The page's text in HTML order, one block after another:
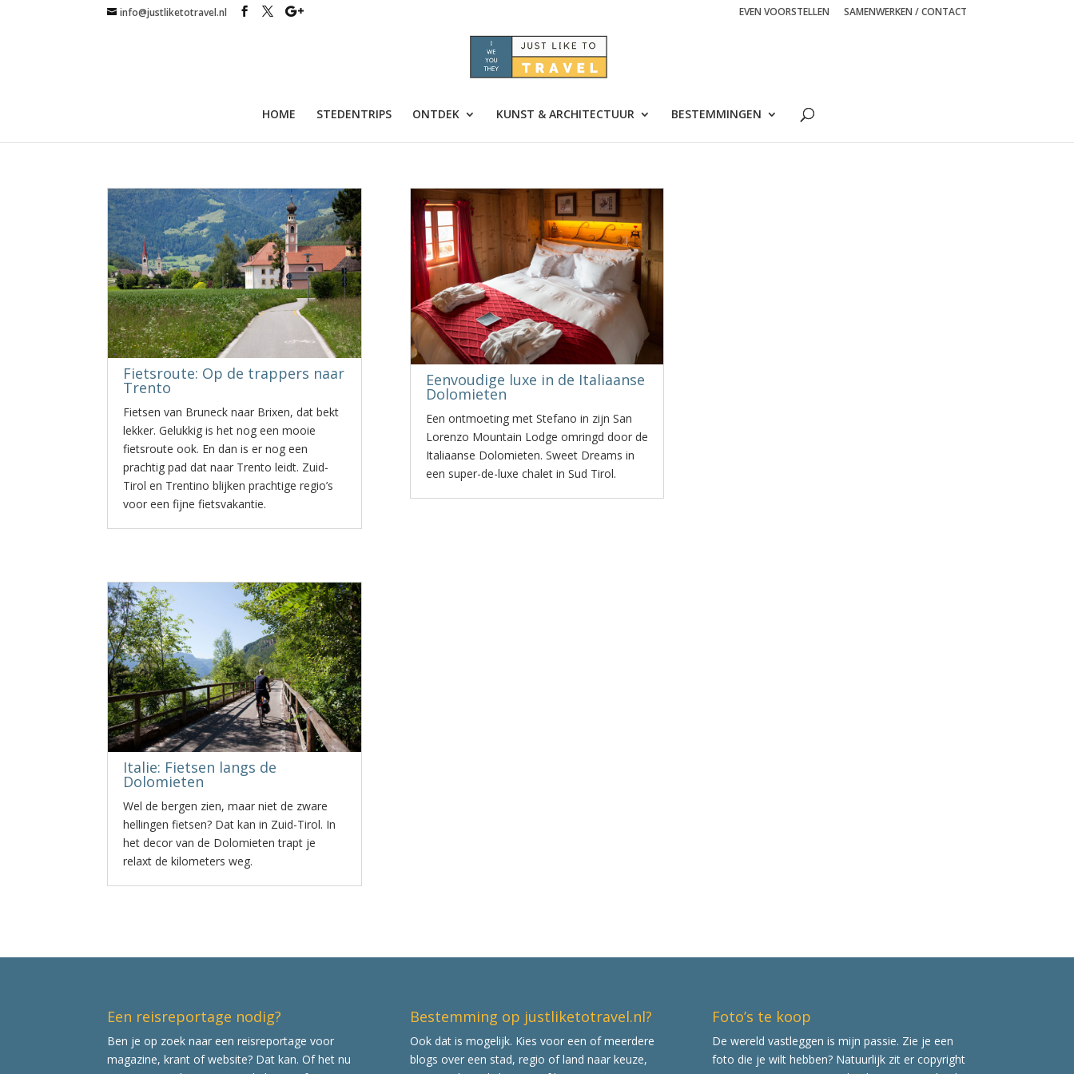
info@justliketotravel.nl EVEN VOORSTELLEN SAMENWERKEN / CONTACT
HOME STEDENTRIPS ONTDEK KUNST & ARCHITECTUUR BESTEMMINGEN
Fietsroute: Op de trappers naar
Trento
Fietsen van Bruneck naar Brixen, dat bekt
lekker. Gelukkig is het nog een mooie
fietsroute ook. En dan is er nog een
prachtig pad dat naar Trento leidt. Zuid-
Tirol en Trentino blijken prachtige regio’s
voor een fijne fietsvakantie.
Italie: Fietsen langs de
Dolomieten
Wel de bergen zien, maar niet de zware
hellingen fietsen? Dat kan in Zuid-Tirol. In
het decor van de Dolomieten trapt je
relaxt de kilometers weg.
Eenvoudige luxe in de Italiaanse
Dolomieten
Een ontmoeting met Stefano in zijn San
Lorenzo Mountain Lodge omringd door de
Italiaanse Dolomieten. Sweet Dreams in
een super-de-luxe chalet in Sud Tirol.
Een reisreportage nodig?
Ben je op zoek naar een reisreportage voor
magazine, krant of website? Dat kan. Of het nu
Bestemming op justliketotravel.nl?
Ook dat is mogelijk. Kies voor een of meerdere
blogs over een stad, regio of land naar keuze,
Foto’s te koop
De wereld vastleggen is mijn passie. Zie je een
foto die je wilt hebben? Natuurlijk zit er copyright